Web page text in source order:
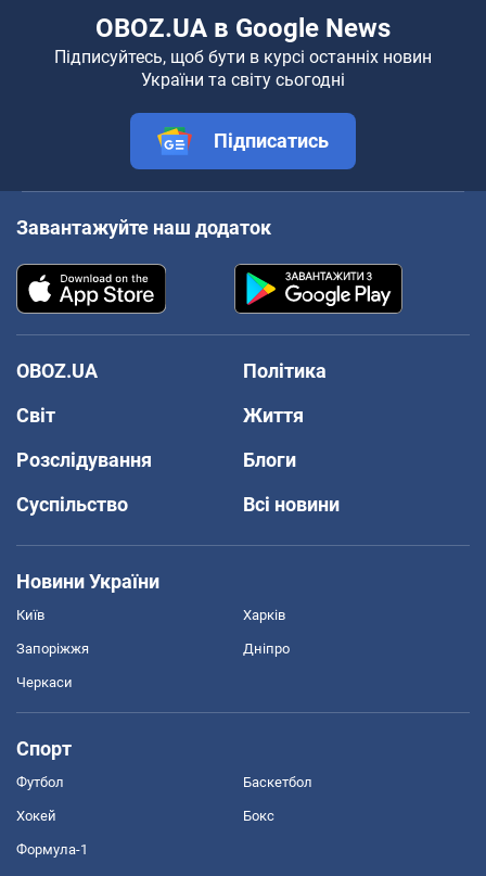
OBOZ.UA в Google News
Підписуйтесь, щоб бути в курсі останніх новин
України та світу сьогодні
Підписатись
Завантажуйте наш додаток
OBOZ.UA
Політика
Світ
Життя
Розслідування
Блоги
Суспільство
Всі новини
Новини України
Київ Харків
Запоріжжя Дніпро
Черкаси
Спорт
Футбол Баскетбол
Хокей Бокс
Формула-1